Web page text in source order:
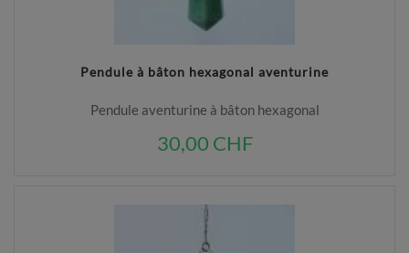
Pendule à bâton hexagonal aventurine
Pendule aventurine à bâton hexagonal
30,00 CHF